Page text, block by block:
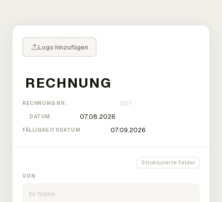
Logo hinzufügen
RECHNUNG NR.
DATUM
FÄLLIGKEITSDATUM
Strukturierte Felder
VON